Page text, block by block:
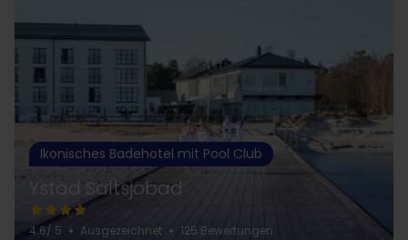
Ikonisches Badehotel mit Pool Club
Ystad Saltsjöbad
4.6/ 5 Ausgezeichnet
125 Bewertungen